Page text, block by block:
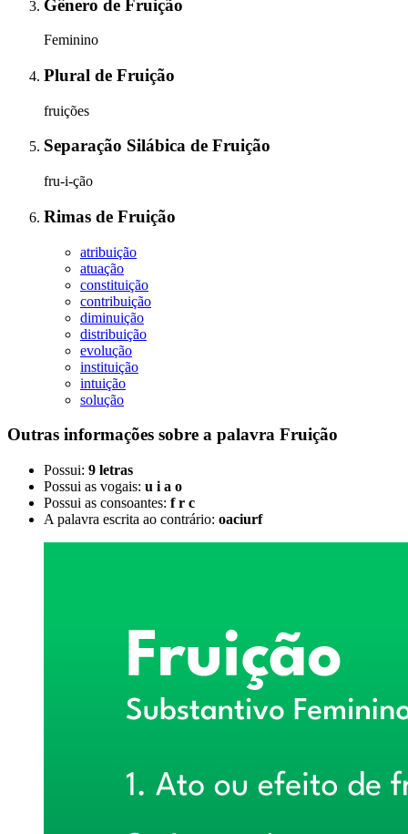
Gênero de Fruição
Feminino
Plural de Fruição
fruições
Separação Silábica de Fruição
fru-i-ção
Rimas de Fruição
atribuição
atuação
constituição
contribuição
diminuição
distribuição
evolução
instituição
intuição
solução
Outras informações sobre a palavra Fruição
Possui: 9 letras
Possui as vogais: u i a o
Possui as consoantes: f r c
A palavra escrita ao contrário: oaciurf